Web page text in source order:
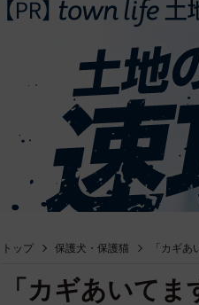
トップ 保護犬・保護猫 「カギ
「カギあいて